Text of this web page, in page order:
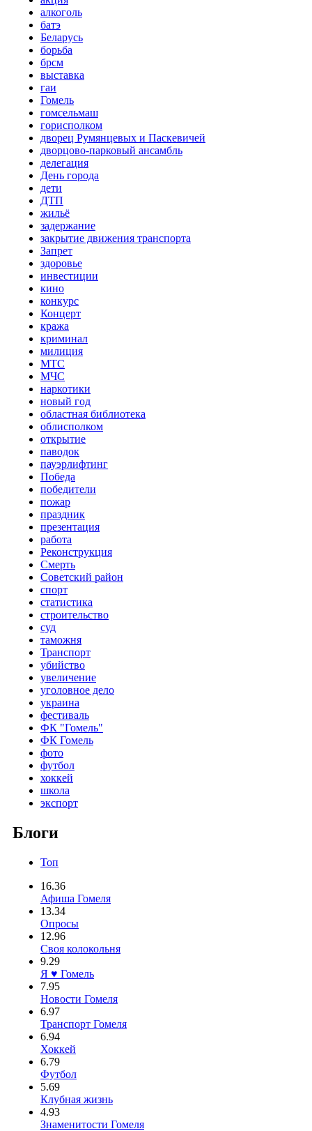
алкоголь
батэ
Беларусь
борьба
брсм
выставка
гаи
Гомель
гомсельмаш
горисполком
дворец Румянцевых и Паскевичей
дворцово-парковый ансамбль
делегация
День города
дети
ДТП
жильё
задержание
закрытие движения транспорта
Запрет
здоровье
инвестиции
кино
конкурс
Концерт
кража
криминал
милиция
МТС
МЧС
наркотики
новый год
областная библиотека
облисполком
открытие
паводок
пауэрлифтинг
Победа
победители
пожар
праздник
презентация
работа
Реконструкция
Смерть
Советский район
спорт
статистика
строительство
суд
таможня
Транспорт
убийство
увеличение
уголовное дело
украина
фестиваль
ФК "Гомель"
ФК Гомель
фото
футбол
хоккей
школа
экспорт
Блоги
Топ
16.36
Афиша Гомеля
13.34
Опросы
12.96
Своя колокольня
9.29
Я ♥ Гомель
7.95
Новости Гомеля
6.97
Транспорт Гомеля
6.94
Хоккей
6.79
Футбол
5.69
Клубная жизнь
4.93
Знаменитости Гомеля